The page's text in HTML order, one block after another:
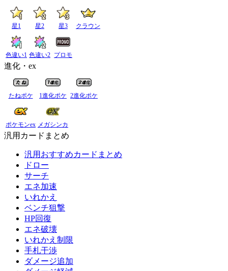
星1 星2 星3 クラウン
色違い1 色違い2 プロモ
進化・ex
たねポケ 1進化ポケ 2進化ポケ
ポケモンex メガシンカ
汎用カードまとめ
汎用おすすめカードまとめ
ドロー
サーチ
エネ加速
いれかえ
ベンチ狙撃
HP回復
エネ破壊
いれかえ制限
手札干渉
ダメージ追加